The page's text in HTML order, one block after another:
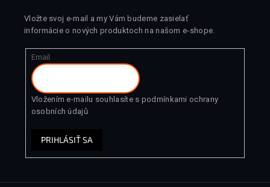
Vložte svoj e-mail a my Vám budeme zasielať
informácie o nových produktoch na našom e-shope.
Email
Vložením e-mailu souhlasíte s podmínkami ochrany
osobních údajů
PRIHLÁSIŤ SA